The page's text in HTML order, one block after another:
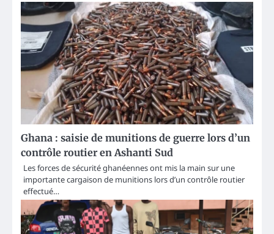
Ghana : saisie de munitions de guerre lors d’un
contrôle routier en Ashanti Sud
Les forces de sécurité ghanéennes ont mis la main sur une
importante cargaison de munitions lors d’un contrôle routier
effectué…